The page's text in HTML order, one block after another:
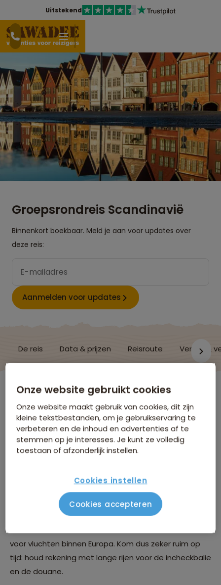
Uitstekend
Groepsrondreis Scandinavië
Binnenkort boekbaar. Meld je aan voor updates over
deze reis:
Aanmelden voor updates
De reis Data & prijzen Reisroute Verblijf &
Zweden
Vluchtinformatie
Vanwege de drukte op de luchthavens adviseren je
om minstens 3 uur voor vertrek aanwezig te zijn voor
voor vluchten binnen Europa. Kom dus zeker ruim op
tijd: houd rekening met lange rijen voor de incheckbalie
en de douane.
Onze website gebruikt cookies
Onze website maakt gebruik van cookies, dit zijn
kleine tekstbestanden, om je gebruikservaring te
verbeteren en de inhoud en advertenties af te
stemmen op je interesses. Je kunt ze volledig
toestaan of afzonderlijk instellen.
Cookies instellen
Cookies accepteren